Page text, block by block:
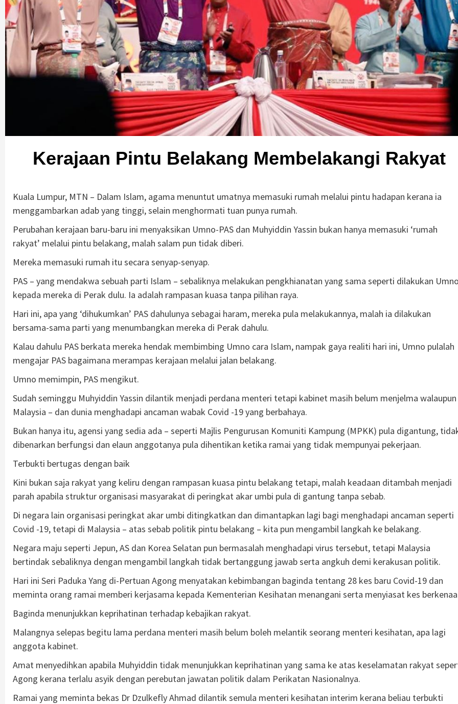
Kerajaan Pintu Belakang Membelakangi Rakyat
Kuala Lumpur, MTN – Dalam Islam, agama menuntut umatnya memasuki rumah melalui pintu hadapan kerana ia
menggambarkan adab yang tinggi, selain menghormati tuan punya rumah.
Perubahan kerajaan baru-baru ini menyaksikan Umno-PAS dan Muhyiddin Yassin bukan hanya memasuki ‘rumah
rakyat’ melalui pintu belakang, malah salam pun tidak diberi.
Mereka memasuki rumah itu secara senyap-senyap.
PAS – yang mendakwa sebuah parti Islam – sebaliknya melakukan pengkhianatan yang sama seperti dilakukan
kepada mereka di Perak dulu. Ia adalah rampasan kuasa tanpa pilihan raya.
Hari ini, apa yang ‘dihukumkan’ PAS dahulunya sebagai haram, mereka pula melakukannya, malah ia dilakukan
bersama-sama parti yang menumbangkan mereka di Perak dahulu.
Kalau dahulu PAS berkata mereka hendak membimbing Umno cara Islam, nampak gaya realiti hari ini, Umno pulalah
mengajar PAS bagaimana merampas kerajaan melalui jalan belakang.
Umno memimpin, PAS mengikut.
Sudah seminggu Muhyiddin Yassin dilantik menjadi perdana menteri tetapi kabinet masih belum menjelma walaupun
Malaysia – dan dunia menghadapi ancaman wabak Covid -19 yang berbahaya.
Bukan hanya itu, agensi yang sedia ada – seperti Majlis Pengurusan Komuniti Kampung (MPKK) pula digantung,
dibenarkan berfungsi dan elaun anggotanya pula dihentikan ketika ramai yang tidak mempunyai pekerjaan.
Terbukti bertugas dengan baik
Kini bukan saja rakyat yang keliru dengan rampasan kuasa pintu belakang tetapi, malah keadaan ditambah menjadi
parah apabila struktur organisasi masyarakat di peringkat akar umbi pula di gantung tanpa sebab.
Di negara lain organisasi peringkat akar umbi ditingkatkan dan dimantapkan lagi bagi menghadapi ancaman seperti
Covid -19, tetapi di Malaysia – atas sebab politik pintu belakang – kita pun mengambil langkah ke belakang.
Negara maju seperti Jepun, AS dan Korea Selatan pun bermasalah menghadapi virus tersebut, tetapi Malaysia
bertindak sebaliknya dengan mengambil langkah tidak bertanggung jawab serta angkuh demi kerakusan politik.
Hari ini Seri Paduka Yang di-Pertuan Agong menyatakan kebimbangan baginda tentang 28 kes baru Covid-19 dan
meminta orang ramai memberi kerjasama kepada Kementerian Kesihatan menangani serta menyiasat kes
Baginda menunjukkan keprihatinan terhadap kebajikan rakyat.
Malangnya selepas begitu lama perdana menteri masih belum boleh melantik seorang menteri kesihatan, apa lagi
anggota kabinet.
Amat menyedihkan apabila Muhyiddin tidak menunjukkan keprihatinan yang sama ke atas keselamatan rakyat
Agong kerana terlalu asyik dengan perebutan jawatan politik dalam Perikatan Nasionalnya.
Ramai yang meminta bekas Dr Dzulkefly Ahmad dilantik semula menteri kesihatan interim kerana beliau terbukti